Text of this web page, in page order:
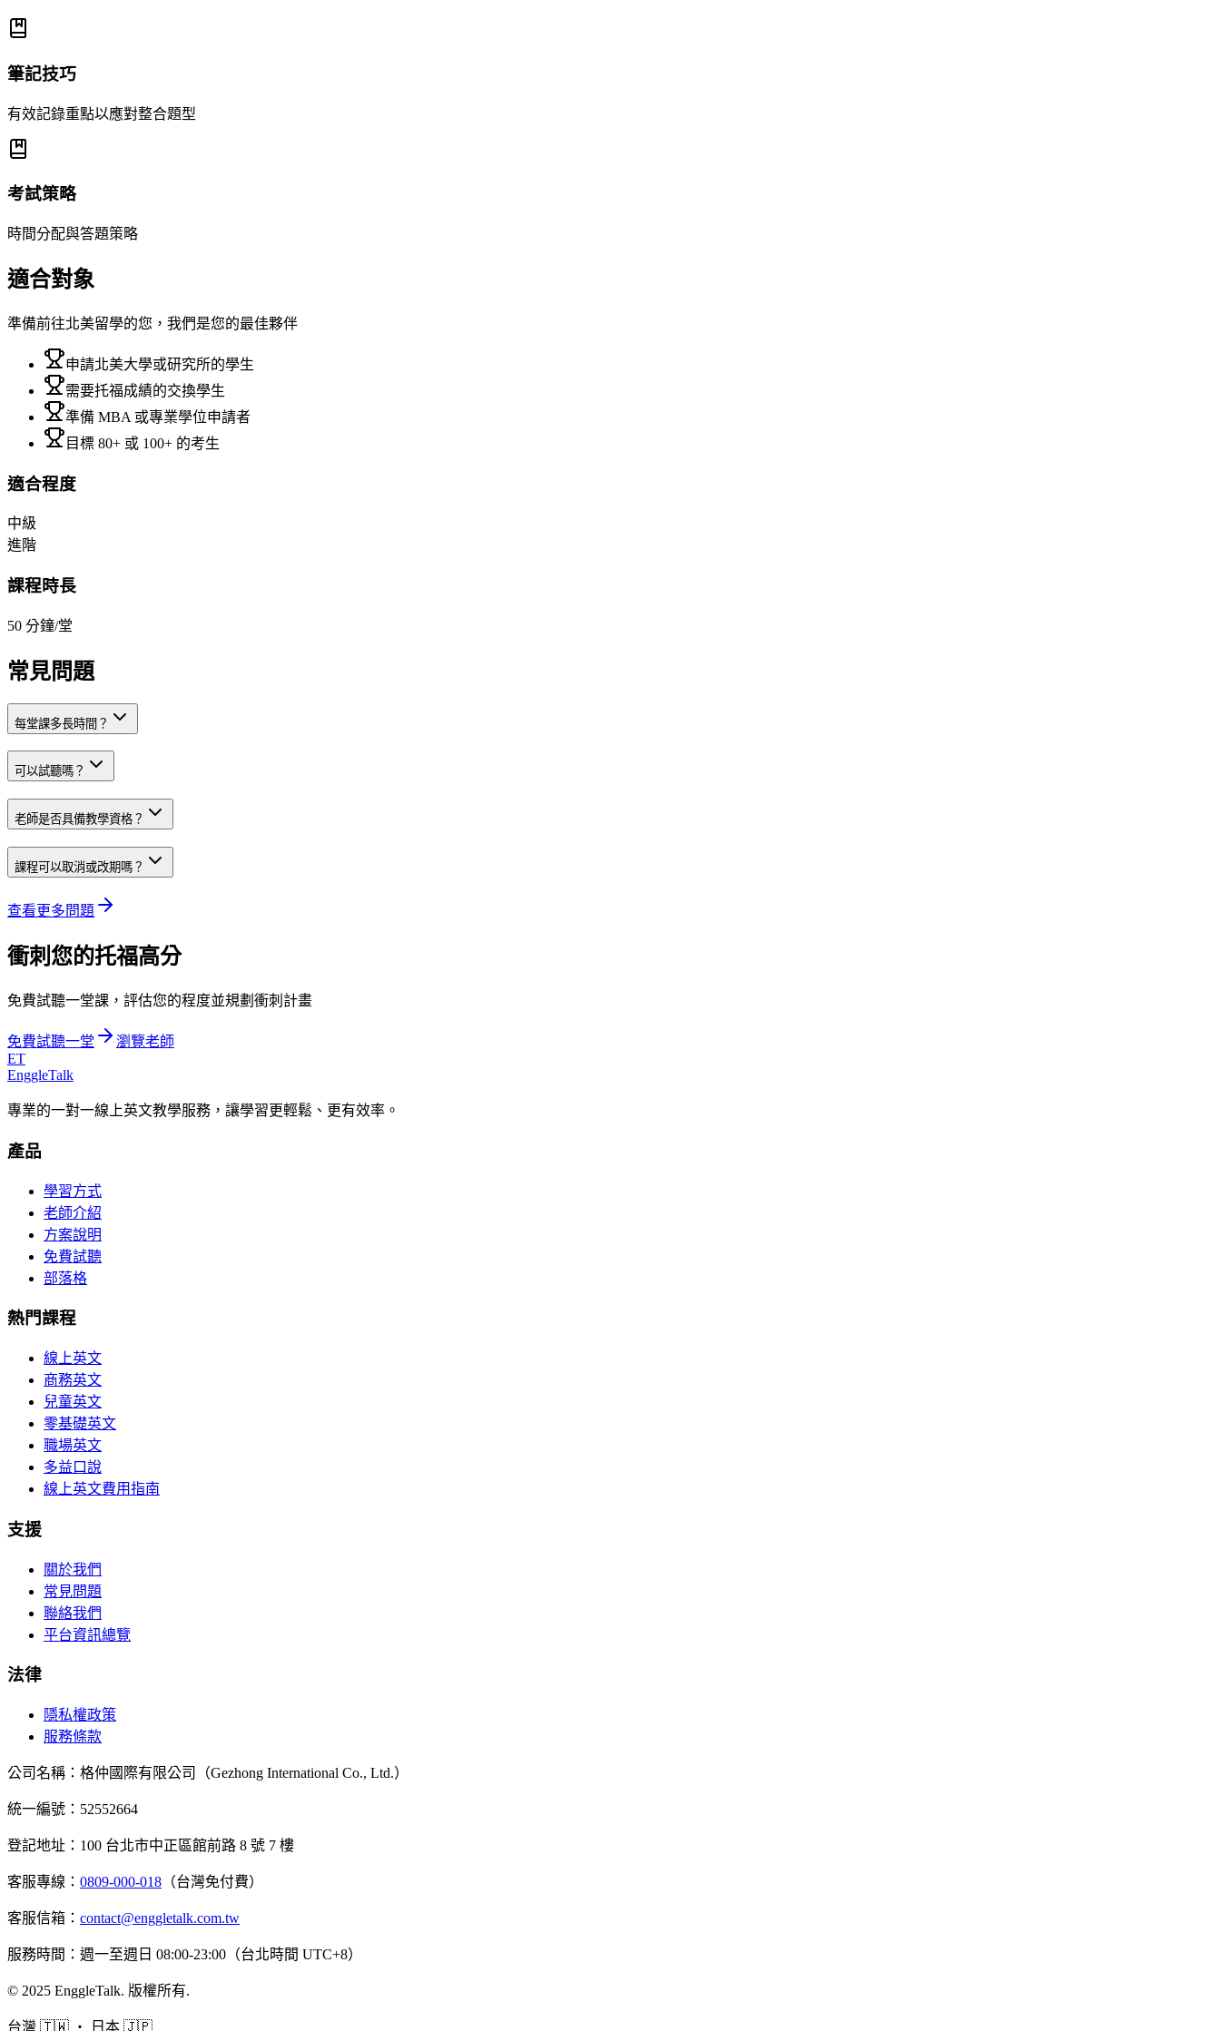
筆記技巧
有效記錄重點以應對整合題型
考試策略
時間分配與答題策略
適合對象
準備前往北美留學的您，我們是您的最佳夥伴
申請北美大學或研究所的學生
需要托福成績的交換學生
準備 MBA 或專業學位申請者
目標 80+ 或 100+ 的考生
適合程度
中級
進階
課程時長
50 分鐘/堂
常見問題
每堂課多長時間？
可以試聽嗎？
老師是否具備教學資格？
課程可以取消或改期嗎？
查看更多問題
衝刺您的托福高分
免費試聽一堂課，評估您的程度並規劃衝刺計畫
免費試聽一堂
瀏覽老師
ET
EnggleTalk
專業的一對一線上英文教學服務，讓學習更輕鬆、更有效率。
產品
學習方式
老師介紹
方案說明
免費試聽
部落格
熱門課程
線上英文
商務英文
兒童英文
零基礎英文
職場英文
多益口說
線上英文費用指南
支援
關於我們
常見問題
聯絡我們
平台資訊總覽
法律
隱私權政策
服務條款
公司名稱 ： 格仲國際有限公司（Gezhong International Co., Ltd.）
統一編號 ：52552664
登記地址 ： 100 台北市中正區館前路 8 號 7 樓
客服專線 ： 0809-000-018 （台灣免付費）
客服信箱 ： contact@enggletalk.com.tw
服務時間 ： 週一至週日 08:00-23:00（台北時間 UTC+8）
© 2025 EnggleTalk. 版權所有.
台灣 🇹🇼 ・ 日本 🇯🇵